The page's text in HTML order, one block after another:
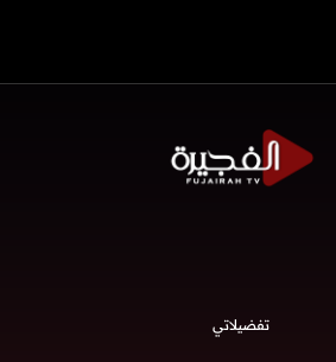
تفضيلاتي